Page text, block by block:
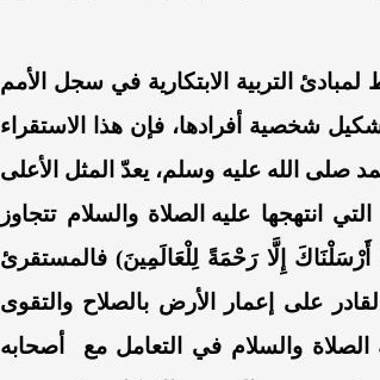
لمبادئ التربية الابتكارية في سجل لأمم
شخصية أفرادها، فإن هذا الاستقراء
صلى الله عليه وسلم، يعدّ المثل الأعلى
التي انتهجها عليه الصلاة والسلامتتجاوز
أَرْسَلْنَاكَ إِلَّا رَحْمَةً لِلْعَالَمِينَ) فالمستقرئ
على إعمار الأرض بالصلاح والتقوى
الصلاة والسلام في التعامل مع أصحابه